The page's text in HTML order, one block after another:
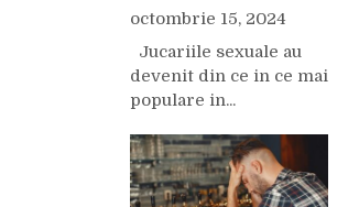
octombrie 15, 2024
Jucariile sexuale au
devenit din ce in ce mai
populare in...